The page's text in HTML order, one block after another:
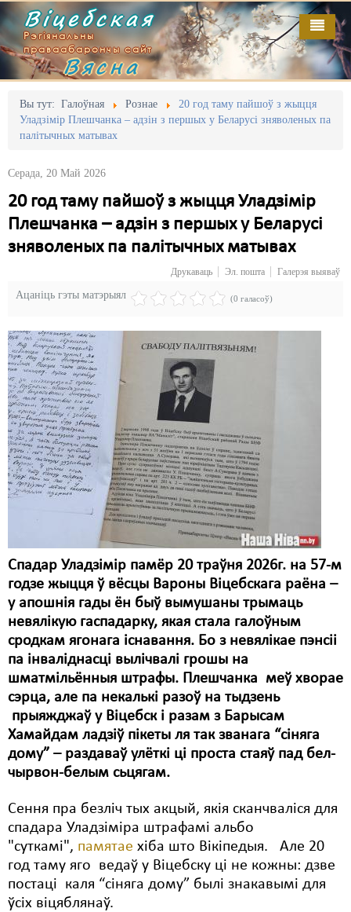
Віцебская
Рэгіянальны
праваабарончы сайт
Вясна
Вы тут: Галоўная Рознае
20 год таму пайшоў з жыцця
Уладзімір Плешчанка – адзін з першых у Беларусі зняволеных па
палітычных матывах
Серада, 20 Май 2026
20 год таму пайшоў з жыцця Уладзімір
Плешчанка – адзін з першых у Беларусі
зняволеных па палітычных матывах
Друкаваць Эл. пошта Галерэя выяваў
Ацаніць гэты матэрыял (0 галасоў)
Спадар Уладзімір памёр 20 траўня 2026г. на 57-м
годзе жыцця ў вёсцы Вароны Віцебскага раёна –
у апошнія гады ён быў вымушаны трымаць
невялікую гаспадарку, якая стала галоўным
сродкам ягонага існавання. Бо з невялікае пэнсіі
па інваліднасці вылічвалі грошы на
шматмільённыя штрафы. Плешчанка меў хворае
сэрца, але па некалькі разоў на тыдзень
прыяжджаў у Віцебск і разам з Барысам
Хамайдам ладзіў пікеты ля так званага “сіняга
дому” – раздаваў улёткі ці проста стаяў пад бел-
чырвон-белым сьцягам.
Сення пра безліч тых акцый, якія сканчваліся для
спадара Уладзіміра штрафамі альбо
"суткамі", памятае хіба што Вікіпедыя. Але 20
год таму яго ведаў у Віцебску ці не кожны: дзве
постаці каля “сіняга дому” былі знакавымі для
ўсіх віцяблянаў.
Галоўная
Адміністрацыйны перасьлед
Акцыі
Выбары
Грамадзянскія ініцыятывы
Дыскрымінацыя
Карная псыхіятрыя
КПЧ ААН
Культурныя правы
ЛПП
Мігранты
Праваабаронцы
Правы дзіцяці
Пэнітэнцыярная сыстэма
Распальваньне варожасьці
Рознае
Свабода слова
Свабода сумленьня
Сьмяротнае пакараньне
Экалёгія
Правы працоўных
Выданьні
Відэа
Пра нас
RSS